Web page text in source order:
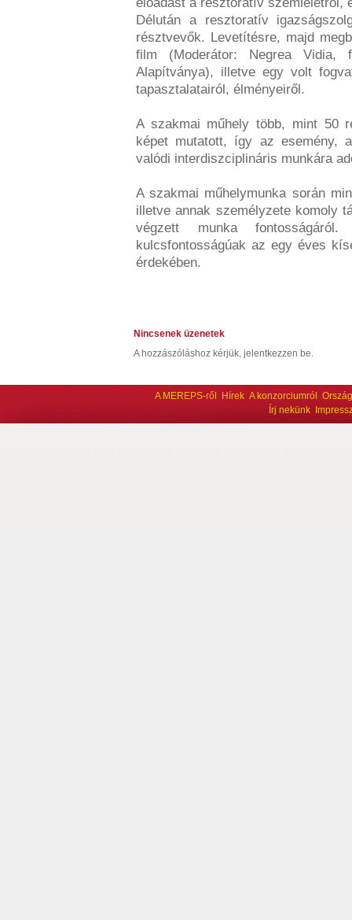
Délután a resztoratív
résztvevők. Levetítésre, majd
film (Moderátor: Negrea Vidia,
Alapítványa), illetve egy volt
tapasztalatairól, élményeiről.
A szakmai műhely több, mint 50
képet mutatott, így az esemény,
valódi interdiszciplináris munkára
A szakmai műhelymunka során
illetve annak személyzete komoly
végzett munka
kulcsfontosságúak az egy éves
érdekében.
Nincsenek üzenetek
A hozzászóláshoz kérjük, jelentkezzen be.
A MEREPS-ről Hírek A konzorciumról
Írj nekünk